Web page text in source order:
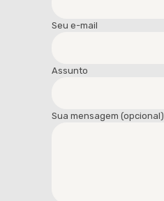
Seu e-mail
Assunto
Sua mensagem (opcional)